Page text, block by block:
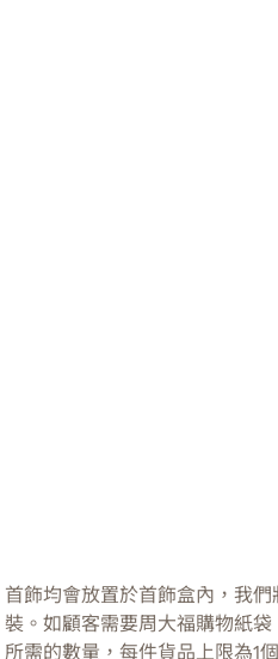
首飾均會放置於首飾盒內，我
裝。如顧客需要周大福購物紙
所需的數量，每件貨品上限為1